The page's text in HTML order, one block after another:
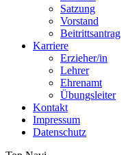
Satzung
Vorstand
Beitrittsantrag
Karriere
Erzieher/in
Lehrer
Ehrenamt
Übungsleiter
Kontakt
Impressum
Datenschutz